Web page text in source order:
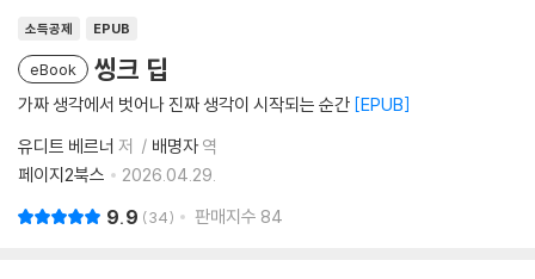
소득공제 EPUB
eBook 씽크 딥
가짜 생각에서 벗어나 진짜 생각이 시작되는 순간 EPUB
유디트 베르너 저 배명자역
페이지2북스
2026.04.29.
9.9 34 판매지수 84